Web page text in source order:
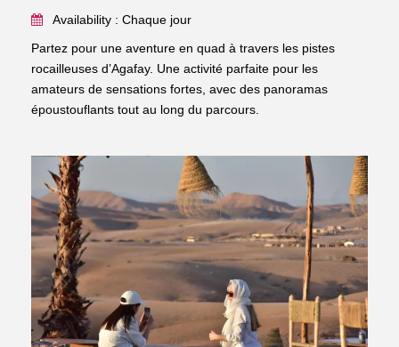
Availability : Chaque jour
Partez pour une aventure en quad à travers les pistes
rocailleuses d’Agafay. Une activité parfaite pour les
amateurs de sensations fortes, avec des panoramas
époustouflants tout au long du parcours.